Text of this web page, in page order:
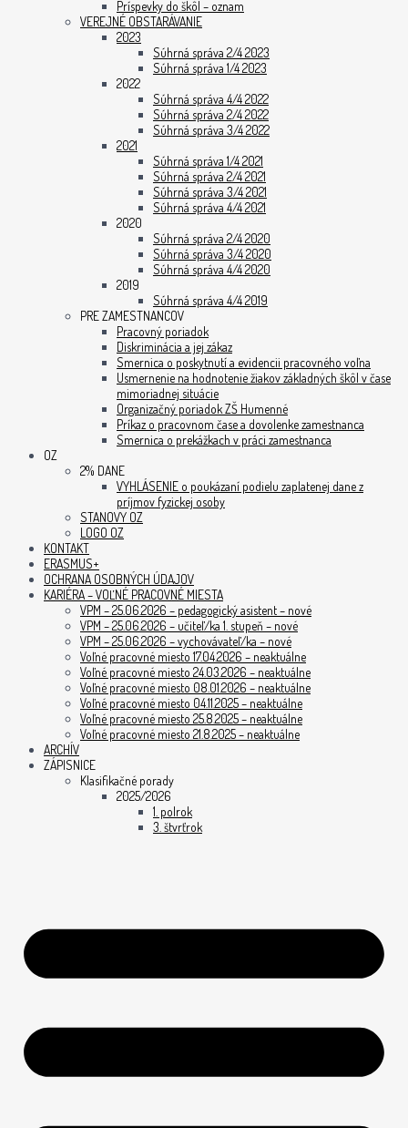
Príspevky do škôl – oznam
VEREJNÉ OBSTARÁVANIE
2023
Súhrná správa 2/4 2023
Súhrná správa 1/4 2023
2022
Súhrná správa 4/4 2022
Súhrná správa 2/4 2022
Súhrná správa 3/4 2022
2021
Súhrná správa 1/4 2021
Súhrná správa 2/4 2021
Súhrná správa 3/4 2021
Súhrná správa 4/4 2021
2020
Súhrná správa 2/4 2020
Súhrná správa 3/4 2020
Súhrná správa 4/4 2020
2019
Súhrná správa 4/4 2019
PRE ZAMESTNANCOV
Pracovný poriadok
Diskriminácia a jej zákaz
Smernica o poskytnutí a evidencii pracovného voľna
Usmernenie na hodnotenie žiakov základných škôl v čase
mimoriadnej situácie
Organizačný poriadok ZŠ Humenné
Príkaz o pracovnom čase a dovolenke zamestnanca
Smernica o prekážkach v práci zamestnanca
OZ
2% DANE
VYHLÁSENIE o poukázaní podielu zaplatenej dane z
príjmov fyzickej osoby
STANOVY OZ
LOGO OZ
KONTAKT
ERASMUS+
OCHRANA OSOBNÝCH ÚDAJOV
KARIÉRA – VOĽNÉ PRACOVNÉ MIESTA
VPM – 25.06.2026 – pedagogický asistent – nové
VPM – 25.06.2026 – učiteľ/ka 1. stupeň – nové
VPM – 25.06.2026 – vychovávateľ/ka – nové
Voľné pracovné miesto 17.04.2026 – neaktuálne
Voľné pracovné miesto 24.03.2026 – neaktuálne
Voľné pracovné miesto 08.01.2026 – neaktuálne
Voľné pracovné miesto 04.11.2025 – neaktuálne
Voľné pracovné miesto 25.8.2025 – neaktuálne
Voľné pracovné miesto 21.8.2025 – neaktuálne
ARCHÍV
ZÁPISNICE
Klasifikačné porady
2025/2026
1. polrok
3. štvrťrok